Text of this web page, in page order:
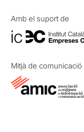
Amb el suport de
Mitjà de comunicació